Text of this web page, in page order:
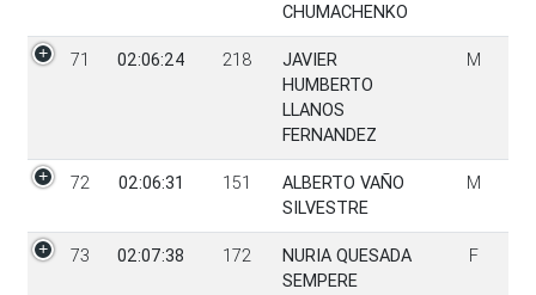
CHUMACHENKO
71 02:06:24 218
JAVIER
HUMBERTO
LLANOS
FERNANDEZ
M
72 02:06:31 151
ALBERTO VAÑO
SILVESTRE
M
73 02:07:38 172
NURIA QUESADA
SEMPERE
F